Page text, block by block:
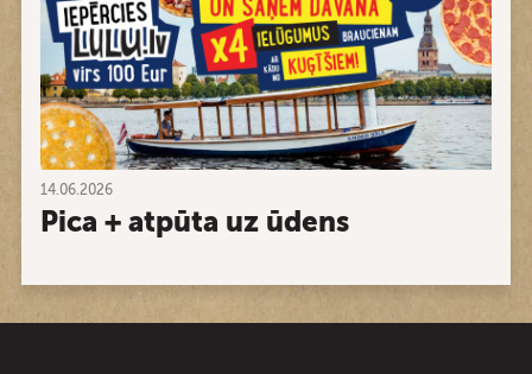
14.06.2026
Pica + atpūta uz ūdens